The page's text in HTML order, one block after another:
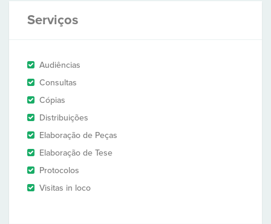
Serviços
Audiências
Consultas
Cópias
Distribuições
Elaboração de Peças
Elaboração de Tese
Protocolos
Visitas in loco